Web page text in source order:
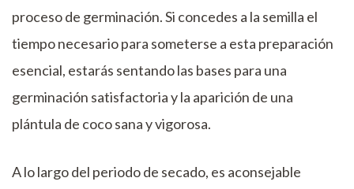
proceso de germinación. Si concedes a la semilla el
tiempo necesario para someterse a esta preparación
esencial, estarás sentando las bases para una
germinación satisfactoria y la aparición de una
plántula de coco sana y vigorosa.
A lo largo del periodo de secado, es aconsejable